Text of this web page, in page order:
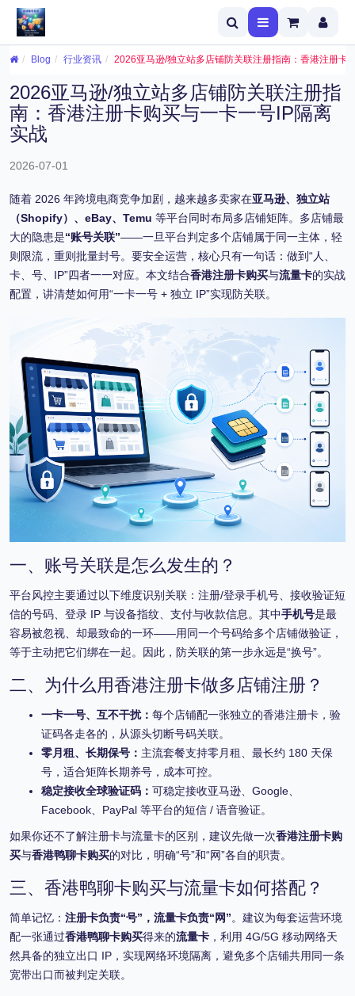
Blog 行业资讯 2026亚马逊/独立站多店铺防关联注册指南：香港注册卡
2026亚马逊/独立站多店铺防关联注册指
南：香港注册卡购买与一卡一号IP隔离
实战
2026-07-01
随着 2026 年跨境电商竞争加剧，越来越多卖家在亚马逊、独立站
（Shopify）、eBay、Temu 等平台同时布局多店铺矩阵。多店铺最
大的隐患是“账号关联”——一旦平台判定多个店铺属于同一主体，轻
则限流，重则批量封号。要安全运营，核心只有一句话：做到“人、
卡、号、IP”四者一一对应。本文结合香港注册卡购买与流量卡的实战
配置，讲清楚如何用“一卡一号 + 独立 IP”实现防关联。
一、账号关联是怎么发生的？
平台风控主要通过以下维度识别关联：注册/登录手机号、接收验证短
信的号码、登录 IP 与设备指纹、支付与收款信息。其中手机号是最
容易被忽视、却最致命的一环——用同一个号码给多个店铺做验证，
等于主动把它们绑在一起。因此，防关联的第一步永远是“换号”。
二、为什么用香港注册卡做多店铺注册？
一卡一号、互不干扰： 每个店铺配一张独立的香港注册卡，验
证码各走各的，从源头切断号码关联。
零月租、长期保号： 主流套餐支持零月租、最长约 180 天保
号，适合矩阵长期养号，成本可控。
稳定接收全球验证码： 可稳定接收亚马逊、Google、
Facebook、PayPal 等平台的短信 / 语音验证。
如果你还不了解注册卡与流量卡的区别，建议先做一次香港注册卡购
买与香港鸭聊卡购买的对比，明确“号”和“网”各自的职责。
三、香港鸭聊卡购买与流量卡如何搭配？
简单记忆： 注册卡负责“号”，流量卡负责“网”。建议为每套运营环境
配一张通过香港鸭聊卡购买得来的流量卡 ，利用 4G/5G 移动网络天
然具备的独立出口 IP，实现网络环境隔离，避免多个店铺共用同一条
宽带出口而被判定关联。